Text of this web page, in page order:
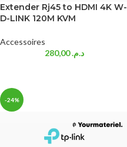
Extender Rj45 to HDMI 4K W-
D-LINK 120M KVM
Accessoires
د.م.280,00
-24%